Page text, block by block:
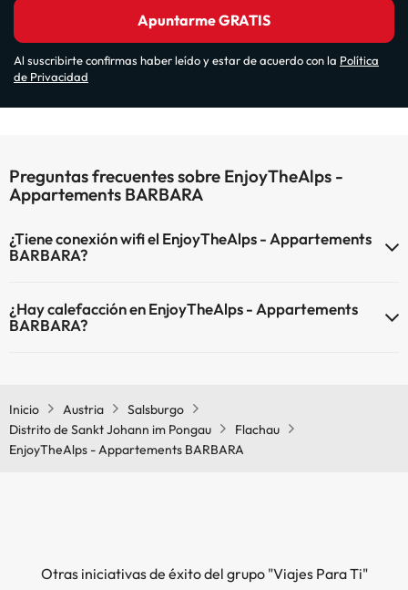
Apuntarme GRATIS
Al suscribirte confirmas haber leído y estar de acuerdo con la Política
de Privacidad
Preguntas frecuentes sobre EnjoyTheAlps -
Appartements BARBARA
¿Tiene conexión wifi el EnjoyTheAlps - Appartements
BARBARA?
¿Hay calefacción en EnjoyTheAlps - Appartements
BARBARA?
Inicio
Austria
Salsburgo
Distrito de Sankt Johann im Pongau
Flachau
EnjoyTheAlps - Appartements BARBARA
Otras iniciativas de éxito del grupo "Viajes Para Ti"